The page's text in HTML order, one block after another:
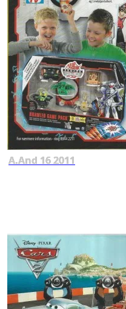
A.And 16 2011